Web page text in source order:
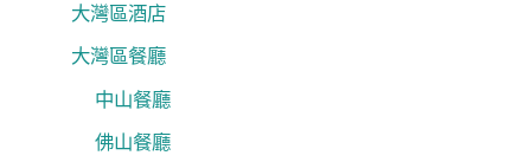
大灣區酒店
大灣區餐廳
中山餐廳
佛山餐廳